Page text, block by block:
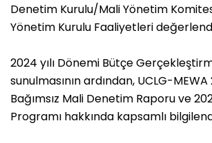
Denetim Kurulu/Mali Yönetim
Yönetim Kurulu Faaliyetleri
2024 yılı Dönemi Bütçe
sunulmasının ardından, UCLG-MEWA
Bağımsız Mali Denetim Raporu ve
Programı hakkında kapsamlı